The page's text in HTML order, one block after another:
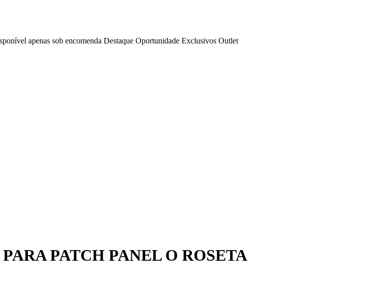
apenas sob encomenda Destaque Oportunidade Exclusivos Outlet
PATCH PANEL O ROSETA